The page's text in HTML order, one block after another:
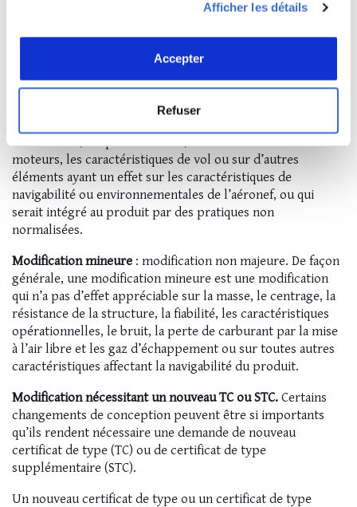
Afficher les détails
Accepter
Refuser
ou remarquable sur le programme d’entretien.
De façon générale, une modification majeure est un
spécifications relatives à l’aéronef, à ses moteurs ou à ses
hélices qui pourrait avoir une incidence assez marquée sur
structurelle, les performances, le fonctionnement des
moteurs, les caractéristiques de vol ou sur d’autres
éléments ayant un effet sur les caractéristiques de
navigabilité ou environnementales de l’aéronef, ou qui
serait intégré au produit par des pratiques non
normalisées.
Modification mineure : modification non majeure. De façon
générale, une modification mineure est une modification
qui n’a pas d’effet appréciable sur la masse, le centrage, la
résistance de la structure, la fiabilité, les caractéristiques
opérationnelles, le bruit, la perte de carburant par la mise
à l’air libre et les gaz d’échappement ou sur toutes autres
caractéristiques affectant la navigabilité du produit.
Modification nécessitant un nouveau TC ou STC. Certains
changements de conception peuvent être si importants
qu’ils rendent nécessaire une demande de nouveau
certificat de type (TC) ou de certificat de type
supplémentaire (STC).
Un nouveau certificat de type ou un certificat de type